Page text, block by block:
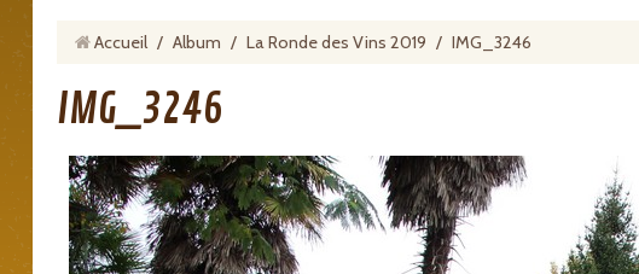
Accueil / Album / La Ronde des Vins 2019 / IMG_3246
IMG_3246